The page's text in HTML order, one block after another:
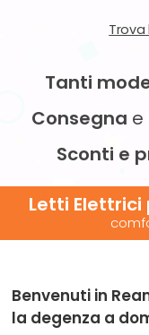
Trova
Tanti
Consegna e
Sconti e
Letti Elettrici
Benvenuti in
la degenza a